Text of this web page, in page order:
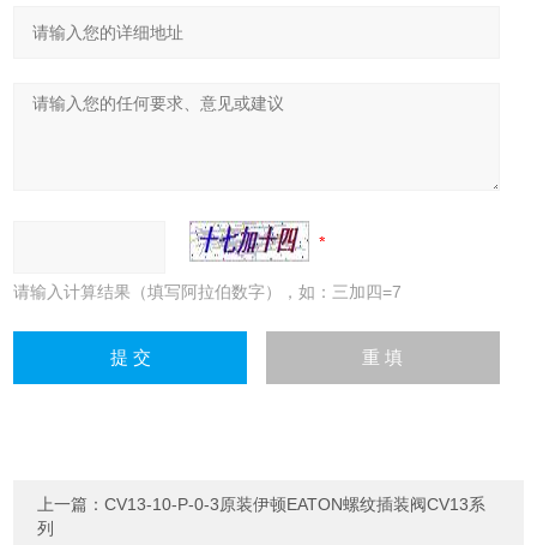
请输入计算结果（填写阿拉伯数字），如：三加四=7
上一篇：CV13-10-P-0-3原装伊顿EATON螺纹插装阀CV13系
列